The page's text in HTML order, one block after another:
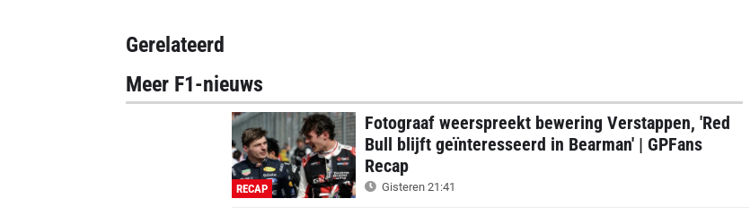
Gerelateerd
Meer F1-nieuws
RECAP
Fotograaf weerspreekt bewering Verstappen, 'Red
Bull blijft geïnteresseerd in Bearman' | GPFans
Recap
Gisteren 21:41